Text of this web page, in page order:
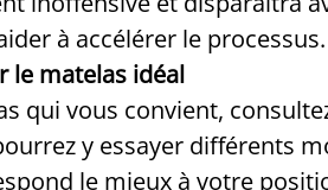
à accélérer le processus.
le matelas idéal
qui vous convient,
y essayer différents
le mieux à votre